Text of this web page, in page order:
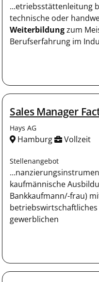
...etriebsstättenleitung
technische oder
Weiterbildungzum
Berufserfahrung im
Sales Manager
Hays AG
Hamburg Vollzeit
Stellenangebot
kaufmännische
Bankkaufmann/-frau)
gewerblichen